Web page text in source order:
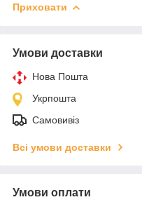
Приховати
Умови доставки
Нова Пошта
Укрпошта
Самовивіз
Всі умови доставки
Умови оплати